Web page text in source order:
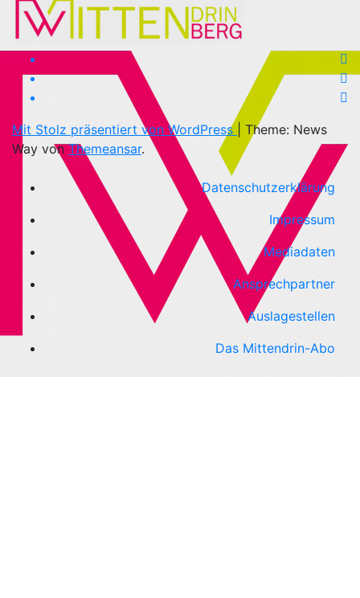
Mit Stolz präsentiert von WordPress
Theme: News
Way vonThemeansar.
Datenschutzerklärung
Impressum
Mediadaten
Ansprechpartner
Auslagestellen
Das Mittendrin-Abo